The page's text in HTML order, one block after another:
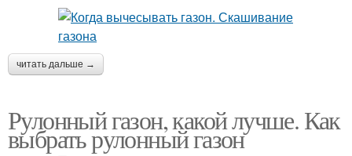
читать дальше →
Рулонный газон, какой лучше. Как
выбрать рулонный газон